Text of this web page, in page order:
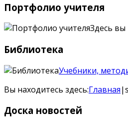
Портфолио учителя
Здесь вы
Библиотека
Учебники,
Вы находитесь здесь:Главная|
Доска новостей